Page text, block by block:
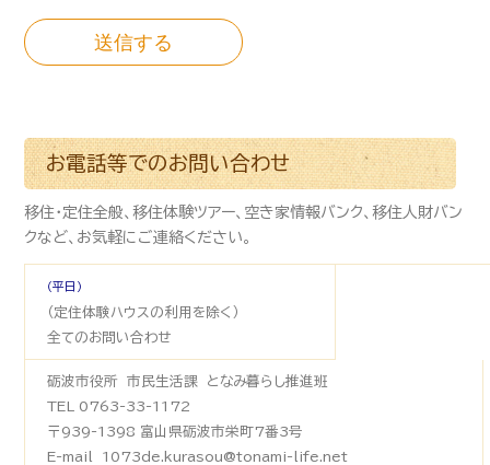
お電話等でのお問い合わせ
移住・定住全般、移住体験ツアー、空き家情報バンク、移住人財バン
クなど、お気軽にご連絡ください。
（平日）
（定住体験ハウスの利用を除く）
全てのお問い合わせ
砺波市役所 市民生活課 となみ暮らし推進班
TEL 0763-33-1172
〒939-1398 富山県砺波市栄町7番3号
E-mail 1073de.kurasou@tonami-life.net